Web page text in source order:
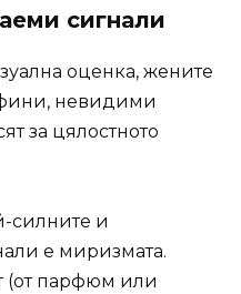
сигнали
оценка, жените
фини, невидими
за цялостното
силните и
е миризмата.
(от парфюм или